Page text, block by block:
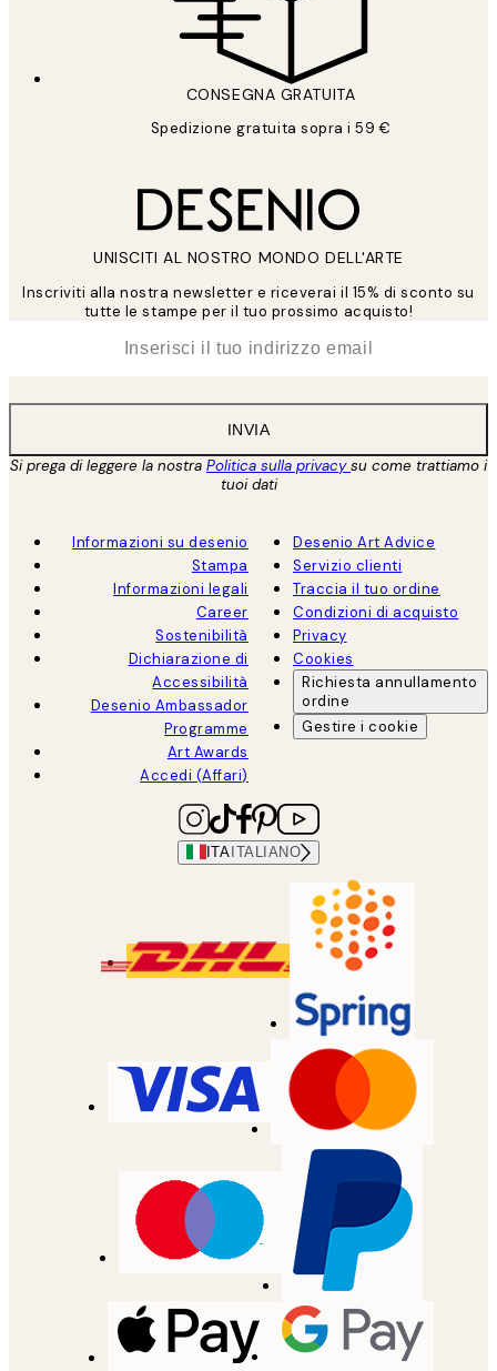
CONSEGNA GRATUITA
Spedizione gratuita sopra i 59 €
UNISCITI AL NOSTRO MONDO DELL'ARTE
Inscriviti alla nostra newsletter e riceverai il 15% di sconto su
tutte le stampe per il tuo prossimo acquisto!
INVIA
Si prega di leggere la nostra Politica sulla privacysu come trattiamo i
tuoi dati
Informazioni su desenio
Stampa
Informazioni legali
Career
Sostenibilità
Dichiarazione di
Accessibilità
Desenio Ambassador
Programme
Art Awards
Accedi (Affari)
Desenio Art Advice
Servizio clienti
Traccia il tuo ordine
Condizioni di acquisto
Privacy
Cookies
Richiesta annullamento
ordine
Gestire i cookie
ITA ITALIANO